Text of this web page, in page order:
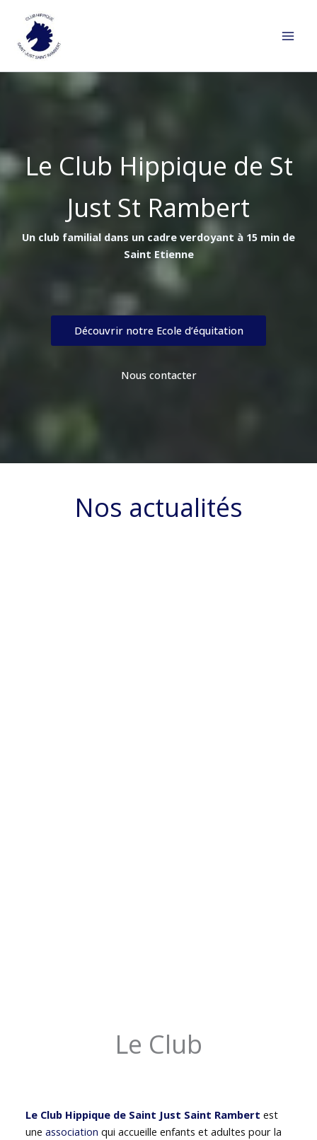
contenu
Le Club Hippique de St
Just St Rambert
Un club familial dans un cadre verdoyant à 15 min de
Saint Etienne
Découvrir notre Ecole d’équitation
Nous contacter
Nos actualités
Le Club
Le Club Hippique de Saint Just Saint Rambert est
uneassociation qui accueille enfants et adultes pour la